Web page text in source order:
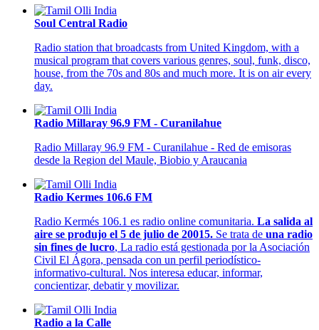
Soul Central Radio
Radio station that broadcasts from United Kingdom, with a
musical program that covers various genres, soul, funk, disco,
house, from the 70s and 80s and much more. It is on air every
day.
Radio Millaray 96.9 FM - Curanilahue
Radio Millaray 96.9 FM - Curanilahue - Red de emisoras
desde la Region del Maule, Biobio y Araucania
Radio Kermes 106.6 FM
Radio Kermés 106.1 es radio online comunitaria. La salida al
aire se produjo el 5 de julio de 20015. Se trata de una radio
sin fines de lucro, La radio está gestionada por la Asociación
Civil El Ágora, pensada con un perfil periodístico-
informativo-cultural. Nos interesa educar, informar,
concientizar, debatir y movilizar.
Radio a la Calle